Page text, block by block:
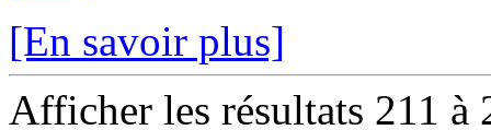
[En savoir plus]
Afficher les résultats 211 à